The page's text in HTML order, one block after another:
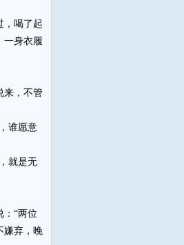
，喝了起
一身衣履
来，不管
谁愿意
就是无
“两位
嫌弃，晚